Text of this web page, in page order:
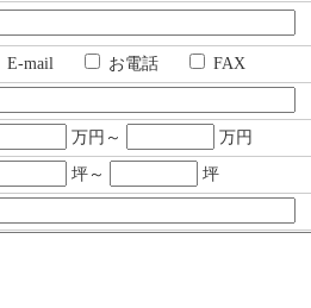
E-mail お電話 FAX
万円～ 万円
坪～ 坪